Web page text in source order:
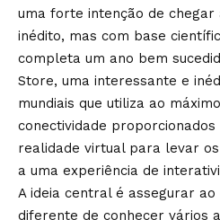
uma forte intenção de
inédito, mas com base
completa um ano bem
Store, uma interessante e
mundiais que utiliza ao
conectividade
realidade virtual para levar
a uma experiência de
A ideia central é assegurar
diferente de conhecer vários